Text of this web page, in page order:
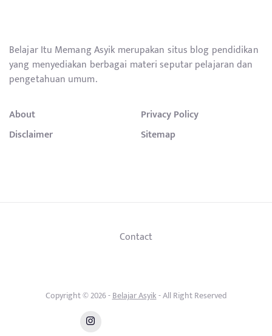
Belajar Itu Memang Asyik merupakan situs blog pendidikan
yang menyediakan berbagai materi seputar pelajaran dan
pengetahuan umum.
About
Privacy Policy
Disclaimer
Sitemap
Contact
Copyright © 2026 -Belajar Asyik- All Right Reserved